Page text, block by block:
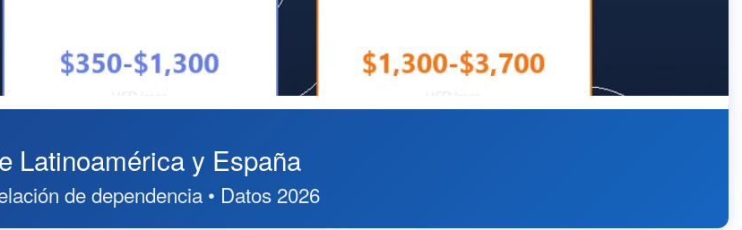
Latinoamérica y España
de dependencia • Datos 2026